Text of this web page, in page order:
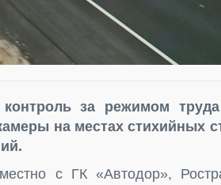
за режимом
на местах стихийных
с ГК «Автодор»,